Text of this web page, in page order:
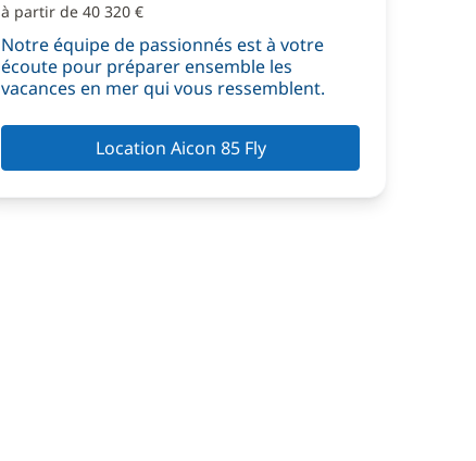
à partir de 40 320 €
Notre équipe de passionnés est à votre
écoute pour préparer ensemble les
vacances en mer qui vous ressemblent.
Location Aicon 85 Fly